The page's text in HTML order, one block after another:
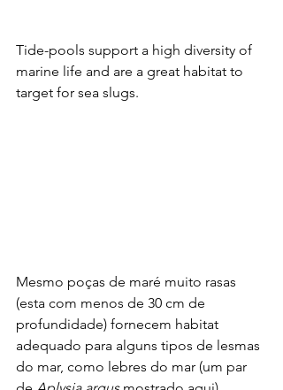
Tide-pools support a high diversity of
marine life and are a great habitat to
target for sea slugs.
Mesmo poças de maré muito rasas
(esta com menos de 30 cm de
profundidade) fornecem habitat
adequado para alguns tipos de lesmas
do mar, como lebres do mar (um par